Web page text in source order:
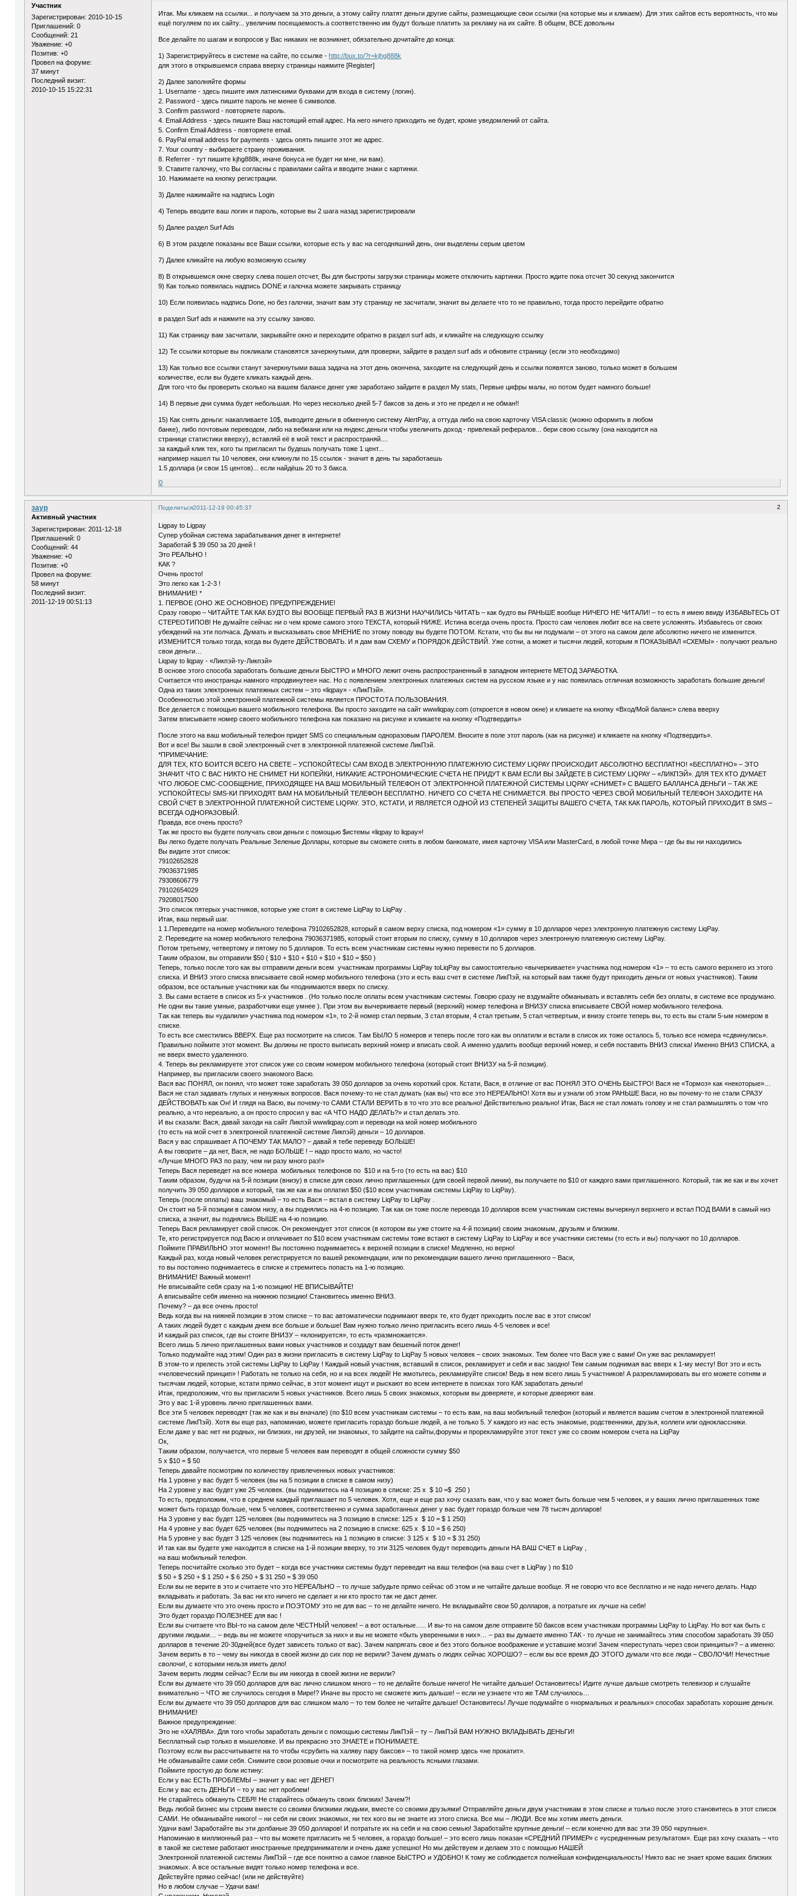
Участник
Зарегистрирован: 2010-10-15
Приглашений: 0
Сообщений: 21
Уважение: +0
Позитив: +0
Провел на форуме:
37 минут
Последний визит:
2010-10-15 15:22:31
Итак. Мы кликаем на ссылки... и получаем за это деньги, а этому сайту платят деньги другие сайты, размещающие свои ссылки (на которые мы и кликаем). Для этих сайтов есть вероятность, что мы
ещё погуляем по их сайту... увеличим посещаемость.а соответственно им будут больше платить за рекламу на их сайте. В общем, ВСЕ довольны
Все делайте по шагам и вопросов у Вас никаких не возникнет, обязательно дочитайте до конца:
1) Зарегистрируйтесь в системе на сайте, по ссылке - http://bux.to/?r=kjhg888k
для этого в открывшемся справа вверху страницы нажмите [Register]
2) Далее заполняйте формы
1. Username - здесь пишите имя латинскими буквами для входа в систему (логин).
2. Password - здесь пишите пароль не менее 6 символов.
3. Confirm password - повторяете пароль.
4. Email Address - здесь пишите Ваш настоящий email адрес. На него ничего приходить не будет, кроме уведомлений от сайта.
5. Confirm Email Address - повторяете email.
6. PayPal email address for payments - здесь опять пишите этот же адрес.
7. Your country - выбираете страну проживания.
8. Referrer - тут пишите kjhg888k, иначе бонуса не будет ни мне, ни вам).
9. Ставите галочку, что Вы согласны с правилами сайта и вводите знаки с картинки.
10. Нажимаете на кнопку регистрации.
3) Далее нажимайте на надпись Login
4) Теперь вводите ваш логин и пароль, которые вы 2 шага назад зарегистрировали
5) Далее раздел Surf Ads
6) В этом разделе показаны все Ваши ссылки, которые есть у вас на сегодняшний день, они выделены серым цветом
7) Далее кликайте на любую возможную ссылку
8) В открывшемся окне сверху слева пошел отсчет, Вы для быстроты загрузки страницы можете отключить картинки. Просто ждите пока отсчет 30 секунд закончится
9) Как только появилась надпись DONE и галочка можете закрывать страницу
10) Если появилась надпись Done, но без галочки, значит вам эту страницу не засчитали, значит вы делаете что то не правильно, тогда просто перейдите обратно
в раздел Surf ads и нажмите на эту ссылку заново.
11) Как страницу вам засчитали, закрывайте окно и переходите обратно в раздел surf ads, и кликайте на следующую ссылку
12) Те ссылки которые вы покликали становятся зачеркнутыми, для проверки, зайдите в раздел surf ads и обновите страницу (если это необходимо)
13) Как только все ссылки станут зачеркнутыми ваша задача на этот день окончена, заходите на следующий день и ссылки появятся заново, только может в большем
количестве, если вы будете кликать каждый день.
Для того что бы проверить сколько на вашем балансе денег уже заработано зайдите в раздел My stats, Первые цифры малы, но потом будет намного больше!
14) В первые дни сумма будет небольшая. Но через несколько дней 5-7 баксов за день и это не предел и не обман!!
15) Как снять деньги: накапливаете 10$, выводите деньги в обменную систему AlertPay, а оттуда либо на свою карточку VISA classic (можно оформить в любом
банке), либо почтовым переводом, либо на вебмани или на яндекс.деньги чтобы увеличить доход - привлекай рефералов... бери свою ссылку (она находится на
странице статистики вверху), вставляй её в мой текст и распространяй....
за каждый клик тех, кого ты пригласил ты будешь получать тоже 1 цент...
например нашел ты 10 человек, они кликнули по 15 ссылок - значит в день ты заработаешь
1.5 доллара (и свои 15 центов)... если найдёшь 20 то 3 бакса.
0
Поделиться 2
2011-12-19 00:45:37
заур
Активный участник
Зарегистрирован: 2011-12-18
Приглашений: 0
Сообщений: 44
Уважение: +0
Позитив: +0
Провел на форуме:
58 минут
Последний визит:
2011-12-19 00:51:13
Ligpay to Ligpay
Супер убойная система зарабатывания денег в интернете!
Заработай $ 39 050 за 20 дней !
Это РЕАЛЬНО !
КАК ?
Очень просто!
Это легко как 1-2-3 !
ВНИМАНИЕ! *
1. ПЕРВОЕ (ОНО ЖЕ ОСНОВНОЕ) ПРЕДУПРЕЖДЕНИЕ!
Сразу говорю – ЧИТАЙТЕ ТАК КАК БУДТО ВЫ ВООБЩЕ ПЕРВЫЙ РАЗ В ЖИЗНИ НАУЧИЛИСЬ ЧИТАТЬ – как будто вы РАНЬШЕ вообще НИЧЕГО НЕ ЧИТАЛИ! – то есть я имею ввиду ИЗБАВЬТЕСЬ ОТ
СТЕРЕОТИПОВ! Не думайте сейчас ни о чем кроме самого этого ТЕКСТА, который НИЖЕ. Истина всегда очень проста. Просто сам человек любит все на свете усложнять. Избавьтесь от своих
убеждений на эти полчаса. Думать и высказывать свое МНЕНИЕ по этому поводу вы будете ПОТОМ. Кстати, что бы вы ни подумали – от этого на самом деле абсолютно ничего не изменится.
ИЗМЕНИТСЯ только тогда, когда вы будете ДЕЙСТВОВАТЬ. И я дам вам СХЕМУ и ПОРЯДОК ДЕЙСТВИЙ. Уже сотни, а может и тысячи людей, которым я ПОКАЗЫВАЛ «СХЕМЫ» - получают реально
свои деньги…
Liqpay to liqpay - «Ликпэй-ту-Ликпэй»
В основе этого способа заработать большие деньги БЫСТРО и МНОГО лежит очень распространенный в западном интернете МЕТОД ЗАРАБОТКА.
Считается что иностранцы намного «продвинутее» нас. Но с появлением электронных платежных систем на русском языке и у нас появилась отличная возможность заработать большие деньги!
Одна из таких электронных платежных систем – это «liqpay» - «ЛикПэй».
Особенностью этой электронной платежной системы является ПРОСТОТА ПОЛЬЗОВАНИЯ.
Все делается с помощью вашего мобильного телефона. Вы просто заходите на сайт wwwliqpay.com (откроется в новом окне) и кликаете на кнопку «Вход/Мой баланс» слева вверху
Затем вписываете номер своего мобильного телефона как показано на рисунке и кликаете на кнопку «Подтвердить»
После этого на ваш мобильный телефон придет SMS со специальным одноразовым ПАРОЛЕМ. Вносите в поле этот пароль (как на рисунке) и кликаете на кнопку «Подтвердить».
Вот и все! Вы зашли в свой электронный счет в электронной платежной системе ЛикПэй.
*ПРИМЕЧАНИЕ:
ДЛЯ ТЕХ, КТО БОИТСЯ ВСЕГО НА СВЕТЕ – УСПОКОЙТЕСЬ! САМ ВХОД В ЭЛЕКТРОННУЮ ПЛАТЕЖНУЮ СИСТЕМУ LIQPAY ПРОИСХОДИТ АБСОЛЮТНО БЕСПЛАТНО! «БЕСПЛАТНО» – ЭТО
ЗНАЧИТ ЧТО С ВАС НИКТО НЕ СНИМЕТ НИ КОПЕЙКИ, НИКАКИЕ АСТРОНОМИЧЕСКИЕ СЧЕТА НЕ ПРИДУТ К ВАМ ЕСЛИ ВЫ ЗАЙДЕТЕ В СИСТЕМУ LIQPAY – «ЛИКПЭЙ». ДЛЯ ТЕХ КТО ДУМАЕТ
ЧТО ЛЮБОЕ СМС-СООБЩЕНИЕ, ПРИХОДЯЩЕЕ НА ВАШ МОБИЛЬНЫЙ ТЕЛЕФОН ОТ ЭЛЕКТРОННОЙ ПЛАТЕЖНОЙ СИСТЕМЫ LIQPAY «СНИМЕТ» С ВАШЕГО БАЛЛАНСА ДЕНЬГИ – ТАК ЖЕ
УСПОКОЙТЕСЬ! SMS-КИ ПРИХОДЯТ ВАМ НА МОБИЛЬНЫЙ ТЕЛЕФОН БЕСПЛАТНО. НИЧЕГО СО СЧЕТА НЕ СНИМАЕТСЯ. ВЫ ПРОСТО ЧЕРЕЗ СВОЙ МОБИЛЬНЫЙ ТЕЛЕФОН ЗАХОДИТЕ НА
СВОЙ СЧЕТ В ЭЛЕКТРОННОЙ ПЛАТЕЖНОЙ СИСТЕМЕ LIQPAY. ЭТО, КСТАТИ, И ЯВЛЯЕТСЯ ОДНОЙ ИЗ СТЕПЕНЕЙ ЗАЩИТЫ ВАШЕГО СЧЕТА, ТАК КАК ПАРОЛЬ, КОТОРЫЙ ПРИХОДИТ В SMS –
ВСЕГДА ОДНОРАЗОВЫЙ.
Правда, все очень просто?
Так же просто вы будете получать свои деньги с помощью $истемы «liqpay to liqpay»!
Вы легко будете получать Реальные Зеленые Доллары, которые вы сможете снять в любом банкомате, имея карточку VISA или MasterCard, в любой точке Мира – где бы вы ни находились
Вы видите этот список:
79102652828
79036371985
79308606779
79102654029
79208017500
Это список пятерых участников, которые уже стоят в системе LiqPay to LiqPay .
Итак, ваш первый шаг.
1 1.Переведите на номер мобильного телефона 79102652828, который в самом верху списка, под номером «1» сумму в 10 долларов через электронную платежную систему LiqPay.
2. Переведите на номер мобильного телефона 79036371985, который стоит вторым по списку, сумму в 10 долларов через электронную платежную систему LiqPay.
Потом третьему, четвертому и пятому по 5 долларов. То есть всем участникам системы нужно перевести по 5 долларов.
Таким образом, вы отправили $50 ( $10 + $10 + $10 + $10 + $10 = $50 )
Теперь, только после того как вы отправили деньги всем участникам программы LiqPay toLiqPay вы самостоятельно «вычеркиваете» участника под номером «1» – то есть самого верхнего из этого
списка. И ВНИЗ этого списка вписываете свой номер мобильного телефона (это и есть ваш счет в системе ЛикПэй, на который вам также будут приходить деньги от новых участников). Таким
образом, все остальные участники как бы «поднимаются вверх по списку.
3. Вы сами встаете в список из 5-х участников . (Но только после оплаты всем участникам системы. Говорю сразу не вздумайте обманывать и вставлять себя без оплаты, в системе все продумано.
Не одни вы такие умные, разработчики еще умнее ). При этом вы вычеркиваете первый (верхний) номер телефона и ВНИЗУ списка вписываете СВОЙ номер мобильного телефона.
Так как теперь вы «удалили» участника под номером «1», то 2-й номер стал первым, 3 стал вторым, 4 стал третьим, 5 стал четвертым, и внизу стоите теперь вы, то есть вы стали 5-ым номером в
списке.
То есть все сместились ВВЕРХ. Еще раз посмотрите на список. Там БЫЛО 5 номеров и теперь после того как вы оплатили и встали в список их тоже осталось 5, только все номера «сдвинулись».
Правильно поймите этот момент. Вы должны не просто выписать верхний номер и вписать свой. А именно удалить вообще верхний номер, и себя поставить ВНИЗ списка! Именно ВНИЗ СПИСКА, а
не вверх вместо удаленного.
4. Теперь вы рекламируете этот список уже со своим номером мобильного телефона (который стоит ВНИЗУ на 5-й позиции).
Например, вы пригласили своего знакомого Васю.
Вася вас ПОНЯЛ, он понял, что может тоже заработать 39 050 долларов за очень короткий срок. Кстати, Вася, в отличие от вас ПОНЯЛ ЭТО ОЧЕНЬ БЫСТРО! Вася не «Тормоз» как «некоторые»…
Вася не стал задавать глупых и ненужных вопросов. Вася почему-то не стал думать (как вы) что все это НЕРЕАЛЬНО! Хотя вы и узнали об этом РАНЬШЕ Васи, но вы почему-то не стали СРАЗУ
ДЕЙСТВОВАТЬ как Он! И глядя на Васю, вы почему-то САМИ СТАЛИ ВЕРИТЬ в то что это все реально! Действительно реально! Итак, Вася не стал ломать голову и не стал размышлять о том что
реально, а что нереально, а он просто спросил у вас «А ЧТО НАДО ДЕЛАТЬ?» и стал делать это.
И вы сказали: Вася, давай заходи на сайт Ликпэй wwwliqpay.com и переводи на мой номер мобильного
(то есть на мой счет в электронной платежной системе Ликпэй) деньги – 10 долларов.
Вася у вас спрашивает А ПОЧЕМУ ТАК МАЛО? – давай я тебе переведу БОЛЬШЕ!
А вы говорите – да нет, Вася, не надо БОЛЬШЕ ! – надо просто мало, но часто!
«Лучше МНОГО РАЗ по разу, чем ни разу много раз!»
Теперь Вася переведет на все номера мобильных телефонов по $10 и на 5-го (то есть на вас) $10
Таким образом, будучи на 5-й позиции (внизу) в списке для своих лично приглашенных (для своей первой линии), вы получаете по $10 от каждого вами приглашенного. Который, так же как и вы хочет
получить 39 050 долларов и который, так же как и вы оплатил $50 ($10 всем участникам системы LiqPay to LiqPay).
Теперь (после оплаты) ваш знакомый – то есть Вася – встал в систему LiqPay to LiqPay .
Он стоит на 5-й позиции в самом низу, а вы поднялись на 4-ю позицию. Так как он тоже после перевода 10 долларов всем участникам системы вычеркнул верхнего и встал ПОД ВАМИ в самый низ
списка, а значит, вы поднялись ВЫШЕ на 4-ю позицию.
Теперь Вася рекламирует свой список. Он рекомендует этот список (в котором вы уже стоите на 4-й позиции) своим знакомым, друзьям и близким.
Те, кто регистрируется под Васю и оплачивает по $10 всем участникам системы тоже встают в систему LiqPay to LiqPay и все участники системы (то есть и вы) получают по 10 долларов.
Поймите ПРАВИЛЬНО этот момент! Вы постоянно поднимаетесь к верхней позиции в списке! Медленно, но верно!
Каждый раз, когда новый человек регистрируется по вашей рекомендации, или по рекомендации вашего лично приглашенного – Васи,
то вы постоянно поднимаетесь в списке и стремитесь попасть на 1-ю позицию.
ВНИМАНИЕ! Важный момент!
Не вписывайте себя сразу на 1-ю позицию! НЕ ВПИСЫВАЙТЕ!
А вписывайте себя именно на нижнюю позицию! Становитесь именно ВНИЗ.
Почему? – да все очень просто!
Ведь когда вы на нижней позиции в этом списке – то вас автоматически поднимают вверх те, кто будет приходить после вас в этот список!
А таких людей будет с каждым днем все больше и больше! Вам нужно только лично пригласить всего лишь 4-5 человек и все!
И каждый раз список, где вы стоите ВНИЗУ – «клонируется», то есть «размножается».
Всего лишь 5 лично приглашенных вами новых участников и создадут вам бешеный поток денег!
Только подумайте над этим! Один раз в жизни пригласить в систему LiqPay to LiqPay 5 новых человек – своих знакомых. Тем более что Вася уже с вами! Он уже вас рекламирует!
В этом-то и прелесть этой системы LiqPay to LiqPay ! Каждый новый участник, вставший в список, рекламирует и себя и вас заодно! Тем самым поднимая вас вверх к 1-му месту! Вот это и есть
«человеческий принцип» ! Работать не только на себя, но и на всех людей! Не жмотьтесь, рекламируйте список! Ведь в нем всего лишь 5 участников! А разрекламировать вы его можете сотням и
тысячам людей, которые, кстати прямо сейчас, в этот момент ищут и рыскают во всем интернете в поисках того КАК заработать деньги!
Итак, предположим, что вы пригласили 5 новых участников. Всего лишь 5 своих знакомых, которым вы доверяете, и которые доверяют вам.
Это у вас 1-й уровень лично приглашенных вами.
Все эти 5 человек переводят (так же как и вы вначале) (по $10 всем участникам системы – то есть вам, на ваш мобильный телефон (который и является вашим счетом в электронной платежной
системе ЛикПэй). Хотя вы еще раз, напоминаю, можете пригласить гораздо больше людей, а не только 5. У каждого из нас есть знакомые, родственники, друзья, коллеги или одноклассники.
Если даже у вас нет ни родных, ни близких, ни друзей, ни знакомых, то зайдите на сайты,форумы и прорекламируйте этот текст уже со своим номером счета на LiqPay
Ок,
Таким образом, получается, что первые 5 человек вам переводят в общей сложности сумму $50
5 х $10 = $ 50
Теперь давайте посмотрим по количеству привлеченных новых участников:
На 1 уровне у вас будет 5 человек (вы на 5 позиции в списке в самом низу)
На 2 уровне у вас будет уже 25 человек. (вы поднимитесь на 4 позицию в списке: 25 х $ 10 =$ 250 )
То есть, предположим, что в среднем каждый приглашает по 5 человек. Хотя, еще и еще раз хочу сказать вам, что у вас может быть больше чем 5 человек, и у ваших лично приглашенных тоже
может быть гораздо больше, чем 5 человек, соответственно и сумма заработанных денег у вас будет гораздо больше чем 78 тысяч долларов!
На 3 уровне у вас будет 125 человек (вы поднимитесь на 3 позицию в списке: 125 х $ 10 = $ 1 250)
На 4 уровне у вас будет 625 человек (вы поднимитесь на 2 позицию в списке: 625 х $ 10 = $ 6 250)
На 5 уровне у вас будет 3 125 человек (вы поднимитесь на 1 позицию в списке: 3 125 х $ 10 = $ 31 250)
И так как вы будете уже находится в списке на 1-й позиции вверху, то эти 3125 человек будут переводить деньги НА ВАШ СЧЕТ в LiqPay ,
на ваш мобильный телефон.
Теперь посчитайте сколько это будет – когда все участники системы будут переведит на ваш телефон (на ваш счет в LiqPay ) по $10
$ 50 + $ 250 + $ 1 250 + $ 6 250 + $ 31 250 = $ 39 050
Если вы не верите в это и считаете что это НЕРЕАЛЬНО – то лучше забудьте прямо сейчас об этом и не читайте дальше вообще. Я не говорю что все бесплатно и не надо ничего делать. Надо
вкладывать и работать. За вас ни кто ничего не сделает и ни кто просто так не даст денег.
Если вы думаете что это очень просто и ПОЭТОМУ это не для вас – то не делайте ничего. Не вкладывайте свои 50 долларов, а потратьте их лучше на себя!
Это будет гораздо ПОЛЕЗНЕЕ для вас !
Если вы считаете что ВЫ-то на самом деле ЧЕСТНЫЙ человек! – а вот остальные….. И вы-то на самом деле отправите 50 баксов всем участникам программы LiqPay to LiqPay. Но вот как быть с
другими людьми… – ведь вы не можете «поручиться за них» и вы не можете «быть уверенными в них»… – раз вы думаете именно ТАК - то лучше не занимайтесь этим способом заработать 39 050
долларов в течение 20-30дней(все будет зависеть только от вас). Зачем напрягать свое и без этого больное воображение и уставшие мозги! Зачем «переступать через свои принципы»? – а именно:
Зачем верить в то – чему вы никогда в своей жизни до сих пор не верили? Зачем думать о людях сейчас ХОРОШО? – если вы все время ДО ЭТОГО думали что все люди – СВОЛОЧИ! Нечестные
сволочи!, с которыми нельзя иметь дело!
Зачем верить людям сейчас? Если вы им никогда в своей жизни не верили?
Если вы думаете что 39 050 долларов для вас лично слишком много – то не делайте больше ничего! Не читайте дальше! Остановитесь! Идите лучше дальше смотреть телевизор и слушайте
внимательно – ЧТО же случилось сегодня в Мире!? Иначе вы просто не сможете жить дальше! – если не узнаете что же ТАМ случилось…
Если вы думаете что 39 050 долларов для вас слишком мало – то тем более не читайте дальше! Остановитесь! Лучше подумайте о «нормальных и реальных» способах заработать хорошие деньги.
ВНИМАНИЕ!
Важное предупреждение:
Это не «ХАЛЯВА». Для того чтобы заработать деньги с помощью системы ЛикПэй – ту – ЛикПэй ВАМ НУЖНО ВКЛАДЫВАТЬ ДЕНЬГИ!
Бесплатный сыр только в мышеловке. И вы прекрасно это ЗНАЕТЕ и ПОНИМАЕТЕ.
Поэтому если вы рассчитываете на то чтобы «срубить на халяву пару баксов» – то такой номер здесь «не прокатит».
Не обманывайте сами себя. Снимите свои розовые очки и посмотрите на реальность ясными глазами.
Поймите простую до боли истину:
Если у вас ЕСТЬ ПРОБЛЕМЫ – значит у вас нет ДЕНЕГ!
Если у вас есть ДЕНЬГИ – то у вас нет проблем!
Не старайтесь обмануть СЕБЯ! Не старайтесь обмануть своих близких! Зачем?!
Ведь любой бизнес мы строим вместе со своими близкими людьми, вместе со своими друзьями! Отправляйте деньги двум участникам в этом списке и только после этого становитесь в этот список
САМИ. Не обманывайте никого! – ни себя ни своих знакомых, ни тех кого вы не знаете из этого списка. Все мы – ЛЮДИ. Все мы хотим иметь деньги.
Удачи вам! Заработайте вы эти долбаные 39 050 долларов! И потратьте их на себя и на свою семью! Заработайте крупные деньги! – если конечно для вас эти 39 050 «крупные».
Напоминаю в миллионный раз – что вы можете пригласить не 5 человек, а гораздо больше! – это всего лишь показан «СРЕДНИЙ ПРИМЕР» с «усредненным результатом». Еще раз хочу сказать – что
в такой же системе работают иностранные предприниматели и очень даже успешно! Но мы действуем и делаем это с помощью НАШЕЙ
Электронной платежной системы ЛикПэй – где все понятно а самое главное БЫСТРО и УДОБНО! К тому же соблюдается полнейшая конфиденциальность! Никто вас не знает кроме ваших близких
знакомых. А все остальные видят только номер телефона и все.
Действуйте прямо сейчас! (или не действуйте)
Но в любом случае – Удачи вам!